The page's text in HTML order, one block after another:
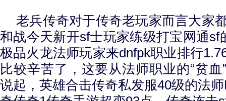
老兵传奇对于传奇老玩家而言大家
和战今天新开sf士玩家练级打宝网通sf
极品火龙法师玩家来dnfpk职业排行
比较辛苦了，这要从法师职业的“贫
说起，英雄合击传奇私发服40级的法